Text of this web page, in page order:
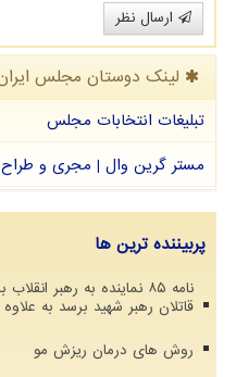
ارسال نظر
لینک دوستان مجلس
تبلیغات انتخابات مجلس
مستر گرین وال | مجری و طراح
پربیننده ترین ها
نامه ۸۵ نماینده به رهبر
قاتلان رهبر شهید برسد به
روش های درمان ریزش مو